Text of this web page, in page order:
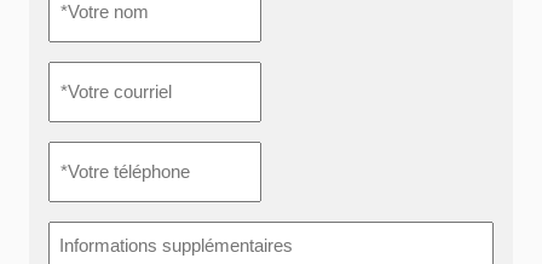
nom*
courriel*
téléphone *
supplémentaires